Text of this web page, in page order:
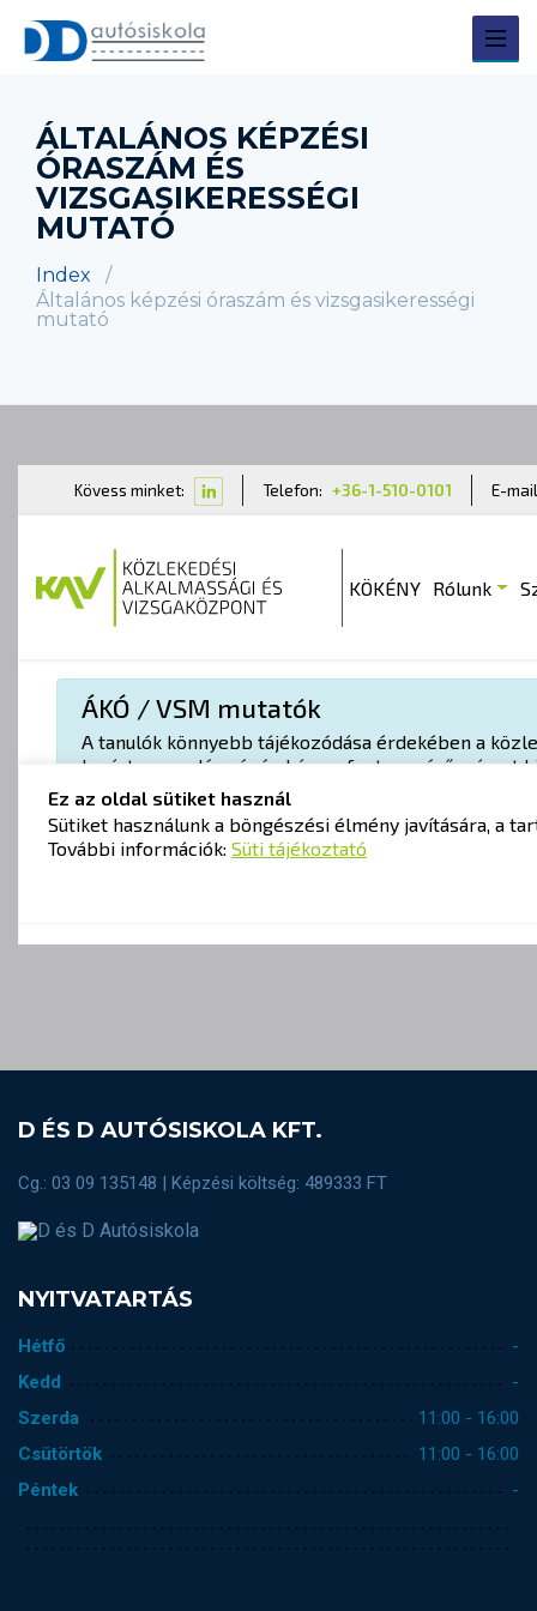
ÁLTALÁNOS KÉPZÉSI
ÓRASZÁM ÉS
VIZSGASIKERESSÉGI
MUTATÓ
Index
Általános képzési óraszám és vizsgasikerességi
mutató
D ÉS D AUTÓSISKOLA KFT.
Cg.: 03 09 135148 | Képzési költség: 489333 FT
NYITVATARTÁS
Hétfő
-
Kedd
-
Szerda
11:00 - 16:00
Csütörtök
11:00 - 16:00
Péntek
-